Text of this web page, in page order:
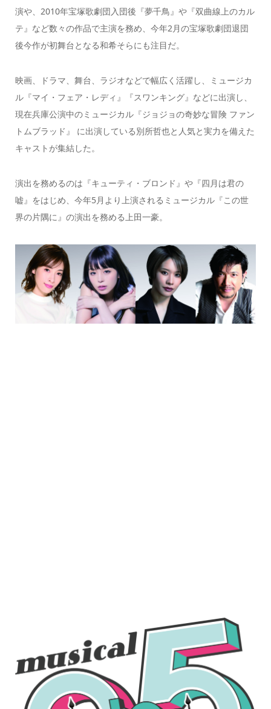
演や、2010年宝塚歌劇団入団後『夢千鳥』や『双曲線上のカル
テ』など数々の作品で主演を務め、今年2月の宝塚歌劇団退団
後今作が初舞台となる和希そらにも注目だ。
映画、ドラマ、舞台、ラジオなどで幅広く活躍し、ミュージカ
ル『マイ・フェア・レディ』『スワンキング』などに出演し、
現在兵庫公演中のミュージカル『ジョジョの奇妙な冒険 ファン
トムブラッド』 に出演している別所哲也と人気と実力を備えた
キャストが集結した。
演出を務めるのは『キューティ・ブロンド』や『四月は君の
嘘』をはじめ、今年5月より上演されるミュージカル『この世
界の片隅に』の演出を務める上田一豪。